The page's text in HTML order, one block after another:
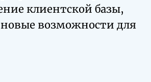
клиентской базы,
возможности для